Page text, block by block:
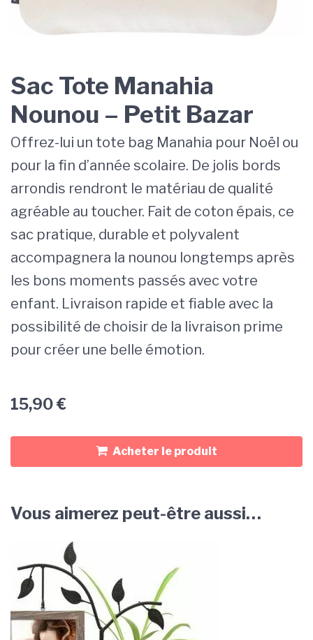
Sac Tote Manahia
Nounou – Petit Bazar
Offrez-lui un tote bag Manahia pour Noël ou
pour la fin d’année scolaire. De jolis bords
arrondis rendront le matériau de qualité
agréable au toucher. Fait de coton épais, ce
sac pratique, durable et polyvalent
accompagnera la nounou longtemps après
les bons moments passés avec votre
enfant. Livraison rapide et fiable avec la
possibilité de choisir de la livraison prime
pour créer une belle émotion.
15,90€
Acheter le produit
Vous aimerez peut-être aussi…